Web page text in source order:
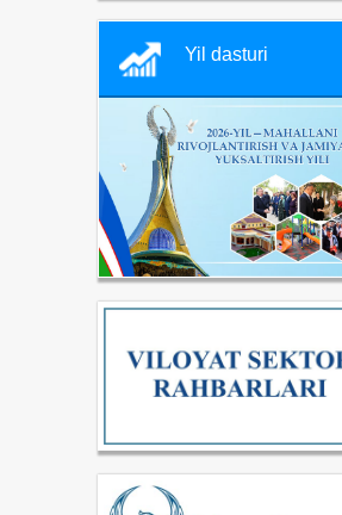
Yil dasturi